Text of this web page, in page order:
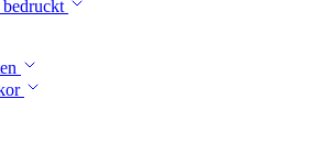
bedruckt